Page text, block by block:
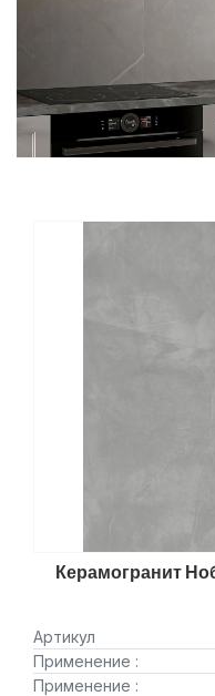
Керамогранит
Артикул
Применение :
Применение :